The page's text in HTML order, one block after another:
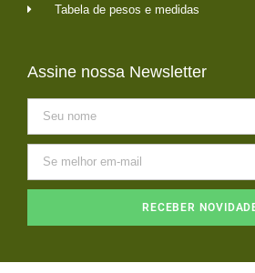
Tabela de pesos e medidas
Assine nossa Newsletter
RECEBER